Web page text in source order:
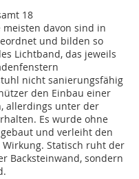
18
davon sind in
und bilden so
Lichtband, das jeweils
nicht sanierungsfähig
den Einbau einer
allerdings unter der
Es wurde ohne
und verleiht den
Statisch ruht der
Backsteinwand, sondern